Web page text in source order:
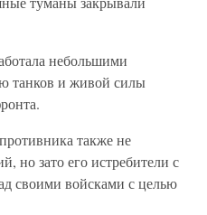
небольшими
танков и живой силы
также не
но зато его истребители с
своими войсками с целью